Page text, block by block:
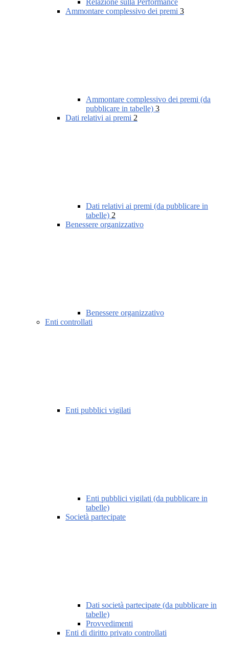
Relazione sulla Performance
Ammontare complessivo dei premi 3
Ammontare complessivo dei premi (da
pubblicare in tabelle) 3
Dati relativi ai premi 2
Dati relativi ai premi (da pubblicare in
tabelle) 2
Benessere organizzativo
Benessere organizzativo
Enti controllati
Enti pubblici vigilati
Enti pubblici vigilati (da pubblicare in
tabelle)
Società partecipate
Dati società partecipate (da pubblicare in
tabelle)
Provvedimenti
Enti di diritto privato controllati